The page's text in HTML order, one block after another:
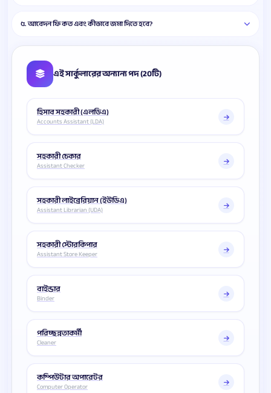
৫. আবেদন ফি কত এবং কীভাবে জমা দিতে হবে?
এই সার্কুলারের অন্যান্য পদ (20টি)
হিসাব সহকারী (এলডিএ)
Accounts Assistant (LDA)
সহকারী চেকার
Assistant Checker
সহকারী লাইব্রেরিয়ান (ইউডিএ)
Assistant Librarian (UDA)
সহকারী স্টোরকিপার
Assistant Store Keeper
বাইন্ডার
Binder
পরিচ্ছন্নতাকর্মী
Cleaner
কম্পিউটার অপারেটর
Computer Operator